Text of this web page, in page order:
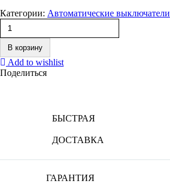
Категории: Автоматические выключатели
В корзину
Add to wishlist
Поделиться
БЫСТРАЯ
ДОСТАВКА
ГАРАНТИЯ